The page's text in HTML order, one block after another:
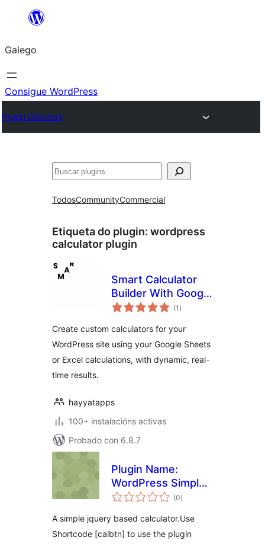
Saltar
contido
Galego
Consigue WordPress
Plugin Directory
Buscar
TodosCommunityCommercial
Etiqueta do plugin: wordpress
calculator plugin
Smart Calculator
Builder With Google
Sheets – Build
Calculators with
Google Sheets at
Backend
(1 valoracións
totais
)
Create custom calculators for your
WordPress site using your Google Sheets
or Excel calculations, with dynamic, real-
time results.
hayyatapps
100+ instalacións activas
Probado con 6.8.7
Plugin Name:
WordPress Simple
Calculator
(0valoracións
totais
)
A simple jquery based calculator.Use
Shortcode [calbtn] to use the plugin